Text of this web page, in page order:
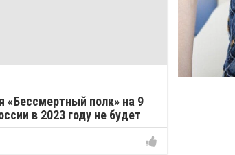
«Бессмертный полк» на 9
в 2023 году не будет